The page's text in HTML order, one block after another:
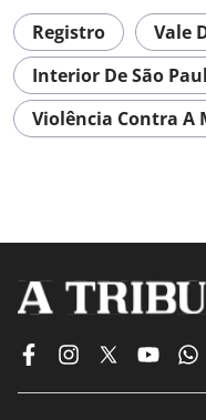
Registro
Vale
Interior De São
Violência Contra A